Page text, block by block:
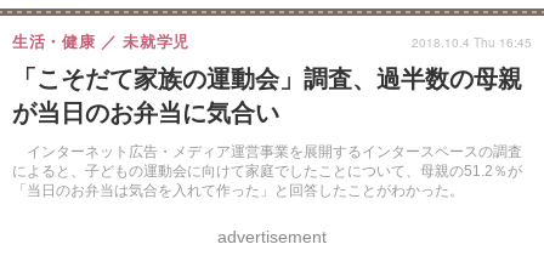
親子で考える大学選び 高校受験 中学受験 小学校受験
共通テスト 夏休み
8月開催イベント・WS 全国公立高校 過去問 人気記事
自由研究教材（小学生向け） 自由研究教材（中学生向け）
「こそだて家族の運動会」調査、過半数の母親
が当日のお弁当に気合い
インターネット広告・メディア運営事業を展開するインタースペースの調査
によると、子どもの運動会に向けて家庭でしたことについて、母親の51.2％が
「当日のお弁当は気合を入れて作った」と回答したことがわかった。
生活・健康 未就学児
advertisement
2018.10.4 Thu 16:45